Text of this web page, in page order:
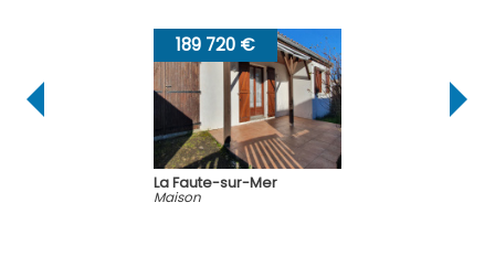
189 720 €
La Faute-sur-Mer
Maison